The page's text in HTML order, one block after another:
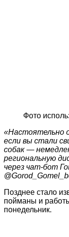
Фото
«Настоятельно
если вы стали
собак —
региональную
через чат-бот
Позднее стало
пойманы и
понедельник.